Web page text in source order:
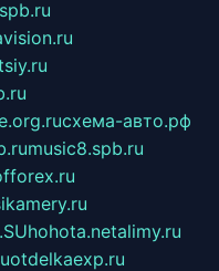
схема-авто.рф
music8.spb.ru
hohota.netalimy.ru
otdelkaexp.ru